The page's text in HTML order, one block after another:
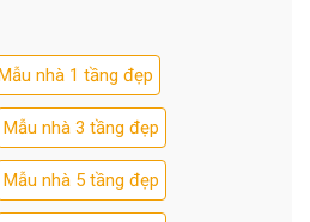
nhà 1 tầng đẹp
Mẫu nhà 3 tầng đẹp
Mẫu nhà 5 tầng đẹp